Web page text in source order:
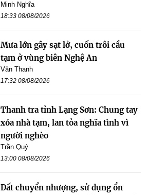
Minh Nghĩa
18:33 08/08/2026
Mưa lớn gây sạt lở, cuốn trôi cầu
tạm ở vùng biên Nghệ An
Văn Thanh
17:32 08/08/2026
Thanh tra tỉnh Lạng Sơn: Chung tay
xóa nhà tạm, lan tỏa nghĩa tình vì
người nghèo
Trần Quý
13:00 08/08/2026
Đất chuyển nhượng, sử dụng ổn